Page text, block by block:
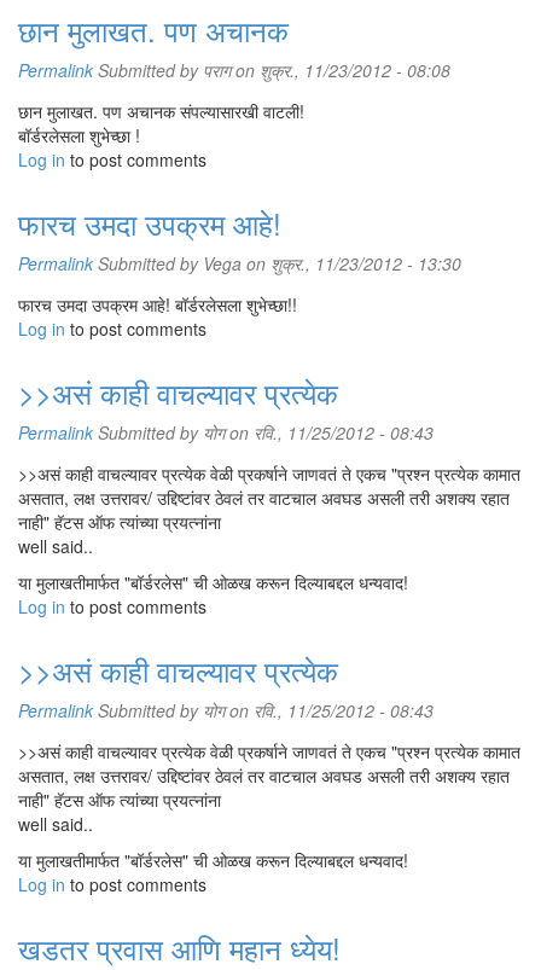
छान मुलाखत. पण अचानक
Permalink Submitted by परागon शुक्र., 11/23/2012 - 08:08
छान मुलाखत. पण अचानक संपल्यासारखी वाटली!
बॉर्डरलेसला शुभेच्छा !
Log in to post comments
फारच उमदा उपक्रम आहे!
Permalink Submitted by Vega on शुक्र., 11/23/2012 - 13:30
फारच उमदा उपक्रम आहे! बॉर्डरलेसला शुभेच्छा!!
Log in to post comments
>>असं काही वाचल्यावर प्रत्येक
Permalink Submitted by योगon रवि., 11/25/2012 - 08:43
>>असं काही वाचल्यावर प्रत्येक वेळी प्रकर्षाने जाणवतं ते एकच "प्रश्न प्रत्येक कामात
असतात, लक्ष उत्तरावर/ उद्दिष्टांवर ठेवलं तर वाटचाल अवघड असली तरी अशक्य रहात
नाही" हॅटस ऑफ त्यांच्या प्रयत्नांना
well said..
या मुलाखतीमार्फत "बॉर्डरलेस" ची ओळख करून दिल्याबद्दल धन्यवाद!
Log in to post comments
>>असं काही वाचल्यावर प्रत्येक
Permalink Submitted by योगon रवि., 11/25/2012 - 08:43
>>असं काही वाचल्यावर प्रत्येक वेळी प्रकर्षाने जाणवतं ते एकच "प्रश्न प्रत्येक कामात
असतात, लक्ष उत्तरावर/ उद्दिष्टांवर ठेवलं तर वाटचाल अवघड असली तरी अशक्य रहात
नाही" हॅटस ऑफ त्यांच्या प्रयत्नांना
well said..
या मुलाखतीमार्फत "बॉर्डरलेस" ची ओळख करून दिल्याबद्दल धन्यवाद!
Log in to post comments
खडतर प्रवास आणि महान ध्येय!